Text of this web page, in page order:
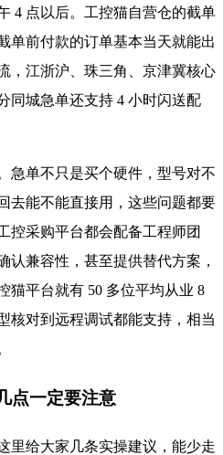
4 点以后。工控猫自营仓的截单
单前付款的订单基本当天就能出
，江浙沪、珠三角、京津冀核心
同城急单还支持 4 小时闪送配
急单不只是买个硬件，型号对不
去能不能直接用，这些问题都要
控采购平台都会配备工程师团
认兼容性，甚至提供替代方案，
猫平台就有 50 多位平均从业 8
核对到远程调试都能支持，相当
点一定要注意
里给大家几条实操建议，能少走